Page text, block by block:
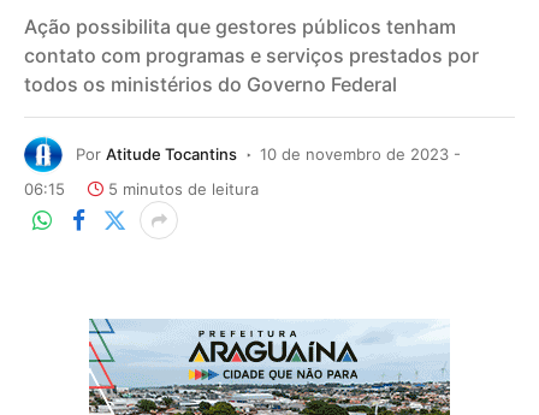
Ação possibilita que gestores públicos tenham
contato com programas e serviços prestados por
todos os ministérios do Governo Federal
Por Atitude Tocantins
10 de novembro de 2023 -
06:15
5 minutos de leitura